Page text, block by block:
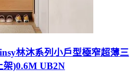
林沐系列小戶型極窄超薄三
架)0.6M UB2N